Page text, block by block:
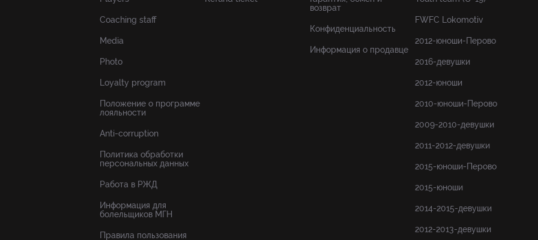
Coaching staff
Media
Photo
Loyalty program
Положение о программе
лояльности
Anti-corruption
Политика обработки
персональных данных
Работа в РЖД
Информация для
болельщиков МГН
Правила пользования
возврат
Конфиденциальность
Информация о продавце
FWFC Lokomotiv
2012-юноши-Перово
2016-девушки
2012-юноши
2010-юноши-Перово
2009-2010-девушки
2011-2012-девушки
2015-юноши-Перово
2015-юноши
2014-2015-девушки
2012-2013-девушки